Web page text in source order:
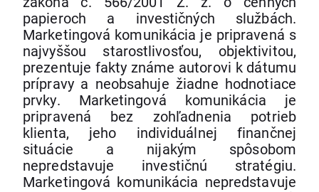
papieroch a investičných službách.
Marketingová komunikácia je pripravená s
najvyššou starostlivosťou, objektivitou,
prezentuje fakty známe autorovi k dátumu
prípravy a neobsahuje žiadne hodnotiace
prvky. Marketingová komunikácia je
pripravená bez zohľadnenia potrieb
klienta, jeho individuálnej finančnej
situácie a nijakým spôsobom
nepredstavuje investičnú stratégiu.
Marketingová komunikácia nepredstavuje